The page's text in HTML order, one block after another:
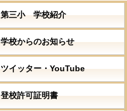
第三小 学校紹介
学校からのお知らせ
ツイッター・YouTube
登校許可証明書